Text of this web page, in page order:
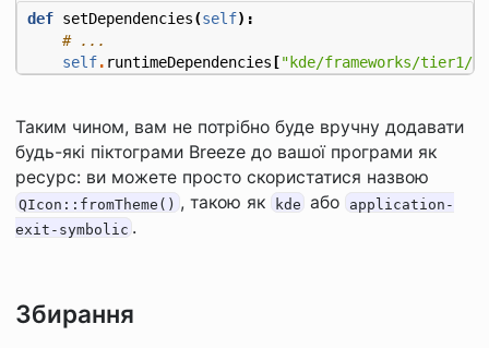
def setDependencies(self):
# ...
self. runtimeDependencies ["kde/frameworks/tier1/
Таким чином, вам не потрібно буде вручну додавати
будь-які піктограми Breeze до вашої програми як
ресурс: ви можете просто скористатися назвою
QIcon::fromTheme() , такою як kde або
application-
exit-symbolic .
Збирання